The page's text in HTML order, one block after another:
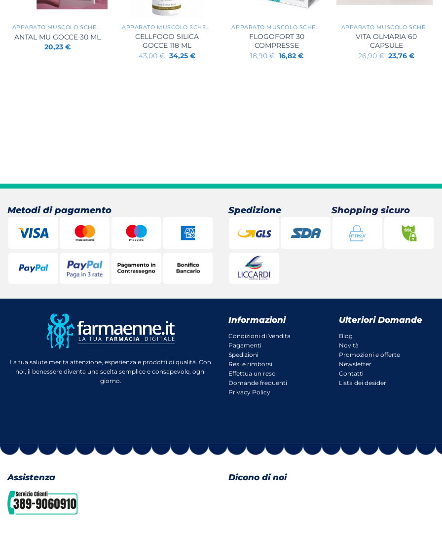
APPARATO MUSCOLO SCHELETRICO
ANTAL MU GOCCE 30 ML
20,23 €
APPARATO MUSCOLO SCHELETRICO
CELLFOOD SILICA
GOCCE 118 ML
43,00€ Il
prezzo
34,25 €Il
APPARATO MUSCOLO SCHELETRICO
FLOGOFORT 30
COMPRESSE
18,90€ Il
prezzo
16,82 €Il
APPARATO MUSCOLO SCHELETRICO
VITA OLMARIA 60
CAPSULE
26,90€ Il
prezzo
23,76€Il
Metodi di pagamento Spedizione Shopping sicuro
La tua salute merita attenzione, esperienza e prodotti di qualità. Con
noi, il benessere diventa una scelta semplice e consapevole, ogni
giorno.
Informazioni
Condizioni di Vendita
Pagamenti
Spedizioni
Resi e rimborsi
Effettua un reso
Domande frequenti
Privacy Policy
Ulteriori Domande
Blog
Novità
Promozioni e offerte
Newsletter
Contatti
Lista dei desideri
Assistenza Dicono di noi